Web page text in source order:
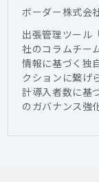
ボーダー株式会
出張管理ツール
社のコラムチー
情報に基づく独
クションに繋げ
計導入者数に基
のガバナンス強